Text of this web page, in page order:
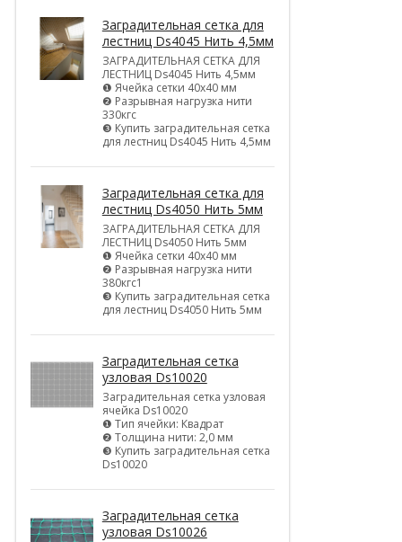
Заградительная сетка для
лестниц Ds4045 Нить 4,5мм
ЗАГРАДИТЕЛЬНАЯ СЕТКА ДЛЯ
ЛЕСТНИЦ Ds4045 Нить 4,5мм
❶ Ячейка сетки 40х40 мм
❷ Разрывная нагрузка нити
330кгс
❸ Купить заградительная сетка
для лестниц Ds4045 Нить 4,5мм
Заградительная сетка для
лестниц Ds4050 Нить 5мм
ЗАГРАДИТЕЛЬНАЯ СЕТКА ДЛЯ
ЛЕСТНИЦ Ds4050 Нить 5мм
❶ Ячейка сетки 40х40 мм
❷ Разрывная нагрузка нити
380кгс1
❸ Купить заградительная сетка
для лестниц Ds4050 Нить 5мм
Заградительная сетка
узловая Ds10020
Заградительная сетка узловая
ячейка Ds10020
❶ Тип ячейки: Квадрат
❷ Толщина нити: 2,0 мм
❸ Купить заградительная сетка
Ds10020
Заградительная сетка
узловая Ds10026